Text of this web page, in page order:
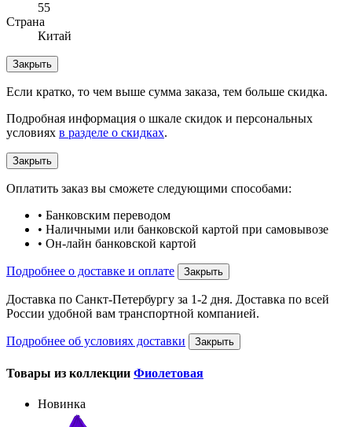
55
Страна
Китай
Закрыть
Если кратко, то чем выше сумма заказа, тем больше скидка.
Подробная информация о шкале скидок и персональных
условиях в разделе о скидках.
Закрыть
Оплатить заказ вы сможете следующими способами:
• Банковским переводом
• Наличными или банковской картой при самовывозе
• Он-лайн банковской картой
Подробнее о доставке и оплате Закрыть
Доставка по Санкт-Петербургу за 1-2 дня. Доставка по всей
России удобной вам транспортной компанией.
Подробнее об условиях доставки Закрыть
Товары из коллекции Фиолетовая
Новинка